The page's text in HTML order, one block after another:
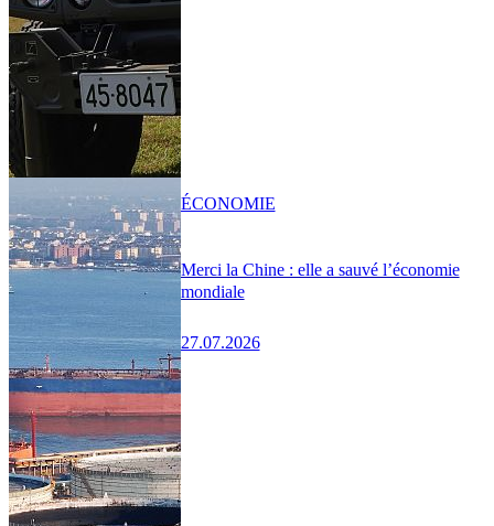
Merci la Chine : elle a sauvé l’économie
mondiale
27.07.2026
ÉCONOMIE